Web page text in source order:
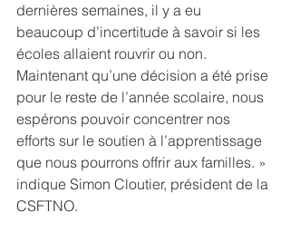
dernières semaines, il y a eu
beaucoup d’incertitude à savoir si les
écoles allaient rouvrir ou non.
Maintenant qu’une décision a été prise
pour le reste de l’année scolaire, nous
espérons pouvoir concentrer nos
efforts sur le soutien à l’apprentissage
que nous pourrons offrir aux familles. »
indique Simon Cloutier, président de la
CSFTNO.